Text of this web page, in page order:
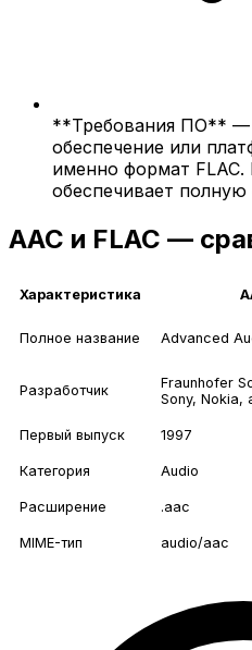
**Требования ПО** —
обеспечение или
именно формат FLAC.
обеспечивает
AAC и FLAC —
Характеристика
Полное название Advanced
Разработчик
Fraunhofer
Sony, Nokia,
Первый выпуск 1997
Категория Audio
Расширение .aac
MIME-тип audio/aac